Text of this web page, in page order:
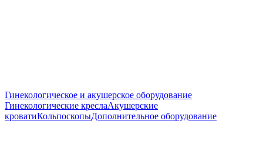
Гинекологическое и акушерское оборудование
Гинекологические креслаАкушерские
кроватиКольпоскопыДополнительное оборудование